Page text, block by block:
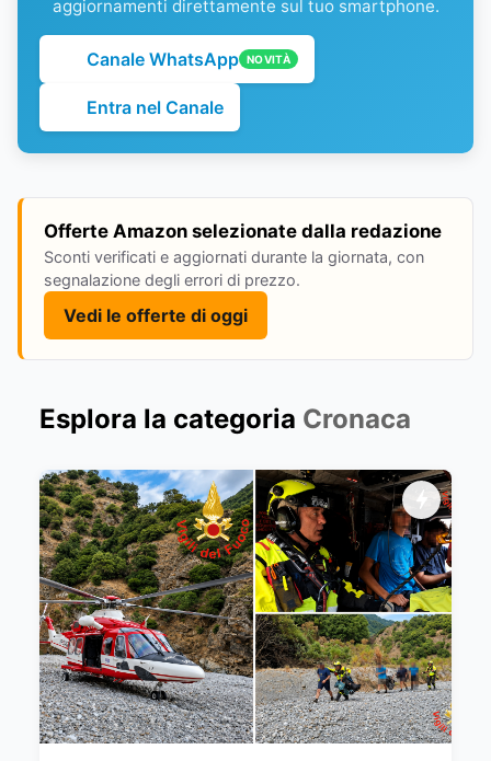
aggiornamenti direttamente sul tuo smartphone.
Canale WhatsApp NOVITÀ
Entra nel Canale
Offerte Amazon selezionate dalla redazione
Sconti verificati e aggiornati durante la giornata, con
segnalazione degli errori di prezzo.
Vedi le offerte di oggi
Esplora la categoria Cronaca